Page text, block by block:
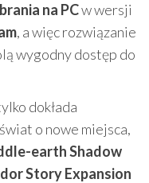
na PCw wersji
, a więc rozwiązanie
wygodny dostęp do
dokłada
o nowe miejsca,
earth Shadow
Story Expansion